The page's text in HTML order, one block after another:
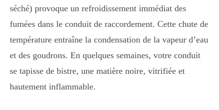
séché) provoque un refroidissement immédiat des
fumées dans le conduit de raccordement. Cette chute de
température entraîne la condensation de la vapeur d’eau
et des goudrons. En quelques semaines, votre conduit
se tapisse de bistre, une matière noire, vitrifiée et
hautement inflammable.